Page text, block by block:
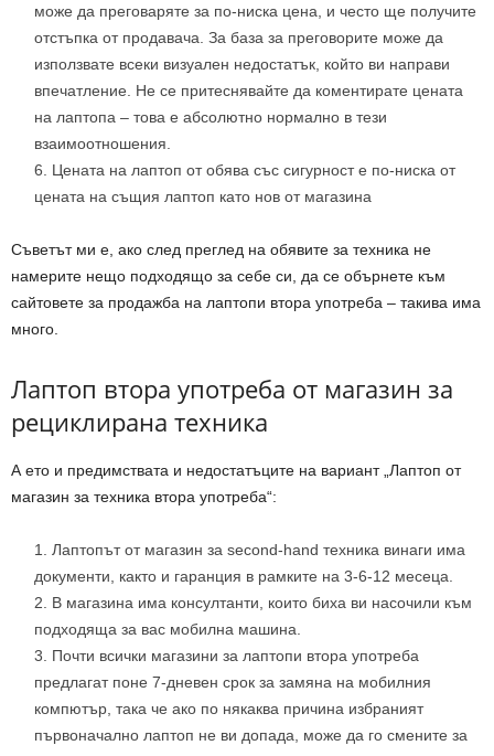
може да преговаряте за по-ниска цена, и често ще получите
отстъпка от продавача. За база за преговорите може да
използвате всеки визуален недостатък, който ви направи
впечатление. Не се притеснявайте да коментирате цената
на лаптопа – това е абсолютно нормално в тези
взаимоотношения.
Цената на лаптоп от обява със сигурност е по-ниска от
цената на същия лаптоп като нов от магазина
Съветът ми е, ако след преглед на обявите за техника не
намерите нещо подходящо за себе си, да се обърнете към
сайтовете за продажба на лаптопи втора употреба – такива има
много.
Лаптоп втора употреба от магазин за
рециклирана техника
А ето и предимствата и недостатъците на вариант „Лаптоп от
магазин за техника втора употреба“:
Лаптопът от магазин за second-hand техника винаги има
документи, както и гаранция в рамките на 3-6-12 месеца.
В магазина има консултанти, които биха ви насочили към
подходяща за вас мобилна машина.
Почти всички магазини за лаптопи втора употреба
предлагат поне 7-дневен срок за замяна на мобилния
компютър, така че ако по някаква причина избраният
първоначално лаптоп не ви допада, може да го смените за